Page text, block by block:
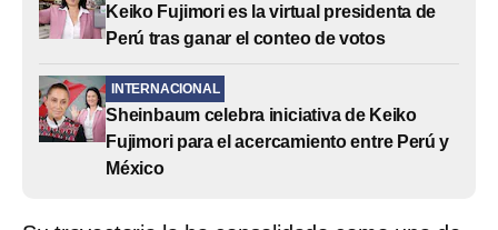
Keiko Fujimori es la virtual presidenta de
Perú tras ganar el conteo de votos
INTERNACIONAL
Sheinbaum celebra iniciativa de Keiko
Fujimori para el acercamiento entre Perú y
México